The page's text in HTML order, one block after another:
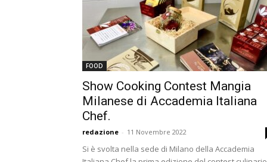
FOOD
Show Cooking Contest Mangia
Milanese di Accademia Italiana
Chef.
redazione - 11 Novembre 2022
Si è svolta nella sede di Milano della Accademia